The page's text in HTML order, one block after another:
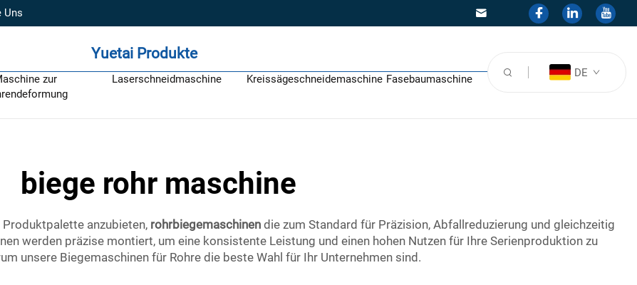
Uns
Yuetai Produkte
zur
Laserschneidmaschine Kreissägeschneidemaschine Fasebaumaschine DE
biege rohr maschine
Produktpalette anzubieten, rohrbiegemaschinen die zum Standard für Präzision, Abfallreduzierung und gleichzeitig
werden präzise montiert, um eine konsistente Leistung und einen hohen Nutzen für Ihre Serienproduktion zu
unsere Biegemaschinen für Rohre die beste Wahl für Ihr Unternehmen sind.